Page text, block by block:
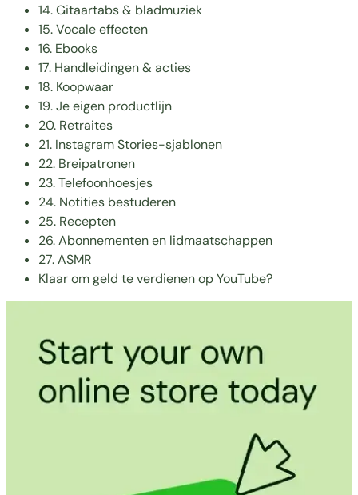
14. Gitaartabs & bladmuziek
15. Vocale effecten
16. Ebooks
17. Handleidingen & acties
18. Koopwaar
19. Je eigen productlijn
20. Retraites
21. Instagram Stories-sjablonen
22. Breipatronen
23. Telefoonhoesjes
24. Notities bestuderen
25. Recepten
26. Abonnementen en lidmaatschappen
27. ASMR
Klaar om geld te verdienen op YouTube?